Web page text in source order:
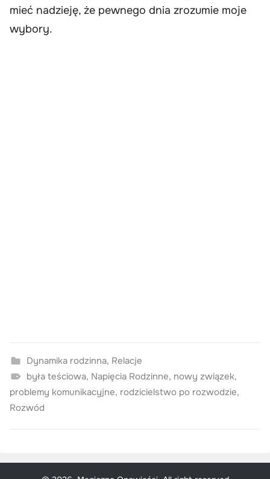
mieć nadzieję, że pewnego dnia zrozumie moje
wybory.
Dynamika rodzinna, Relacje
była teściowa, Napięcia Rodzinne, nowy związek,
problemy komunikacyjne, rodzicielstwo po rozwodzie,
Rozwód